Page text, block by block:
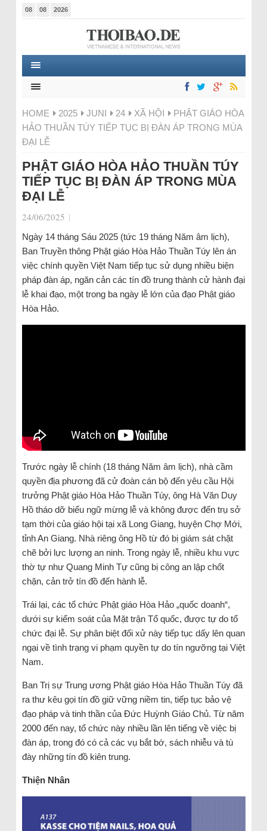
08 08 2026
HOME 2025 JUNI 24 XÃ HỘI
PHẬT GIÁO HÒA
HẢO THUẦN TÚY TIẾP TỤC BỊ ĐÀN ÁP TRONG MÙA
ĐẠI LỄ
PHẬT GIÁO HÒA HẢO THUẦN TÚY
TIẾP TỤC BỊ ĐÀN ÁP TRONG MÙA
ĐẠI LỄ
24/06/2025 |
Ngày 14 tháng Sáu 2025 (tức 19 tháng Năm âm lịch),
Ban Truyền thông Phật giáo Hòa Hảo Thuần Túy lên án
việc chính quyền Việt Nam tiếp tục sử dụng nhiều biện
pháp đàn áp, ngăn cản các tín đồ trung thành cử hành đại
lễ khai đạo, một trong ba ngày lễ lớn của đạo Phật giáo
Hòa Hảo.
Trước ngày lễ chính (18 tháng Năm âm lịch), nhà cầm
quyền địa phương đã cử đoàn cán bộ đến yêu cầu Hội
trưởng Phật giáo Hòa Hảo Thuần Túy, ông Hà Văn Duy
Hồ tháo dỡ biểu ngữ mừng lễ và không được đến trụ sở
tạm thời của giáo hội tại xã Long Giang, huyện Chợ Mới,
tỉnh An Giang. Nhà riêng ông Hồ từ đó bị giám sát chặt
chẽ bởi lực lượng an ninh. Trong ngày lễ, nhiều khu vực
thờ tự như Quang Minh Tự cũng bị công an lập chốt
chặn, cản trở tín đồ đến hành lễ.
Trái lại, các tổ chức Phật giáo Hòa Hảo „quốc doanh“,
dưới sự kiểm soát của Mặt trận Tổ quốc, được tự do tổ
chức đại lễ. Sự phân biệt đối xử này tiếp tục dấy lên quan
ngại về tình trạng vi phạm quyền tự do tín ngưỡng tại Việt
Nam.
Ban Trị sự Trung ương Phật giáo Hòa Hảo Thuần Túy đã
ra thư kêu gọi tín đồ giữ vững niềm tin, tiếp tục bảo vệ
đạo pháp và tinh thần của Đức Huỳnh Giáo Chủ. Từ năm
2000 đến nay, tổ chức này nhiều lần lên tiếng về việc bị
đàn áp, trong đó có cả các vụ bắt bớ, sách nhiễu và tù
đày những tín đồ kiên trung.
Thiện Nhân